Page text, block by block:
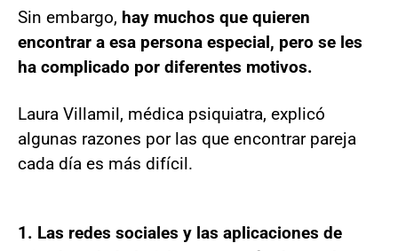
Sin embargo, hay muchos que quieren
encontrar a esa persona especial, pero se les
ha complicado por diferentes motivos.
Laura Villamil, médica psiquiatra, explicó
algunas razones por las que encontrar pareja
cada día es más difícil.
1. Las redes sociales y las aplicaciones de